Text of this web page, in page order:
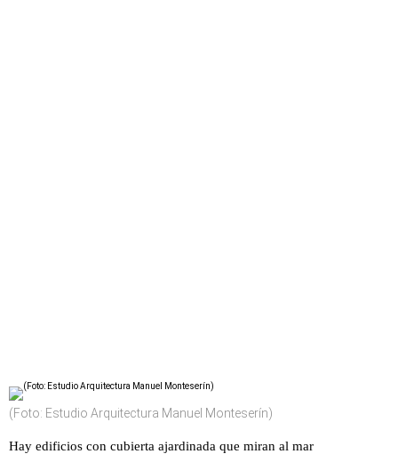
(Foto: Estudio Arquitectura Manuel Monteserín)
Hay edificios con cubierta ajardinada que miran al mar